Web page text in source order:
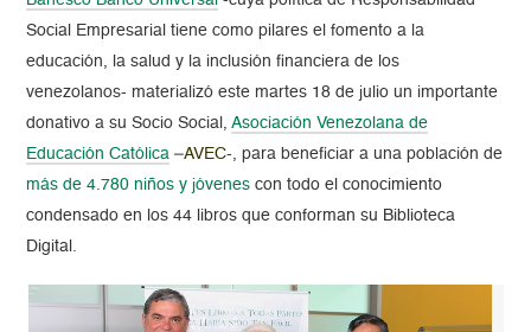
Social Empresarial tiene como pilares el fomento a la
educación, la salud y la inclusión financiera de los
venezolanos- materializó este martes 18 de julio un importante
donativo a su Socio Social,Asociación Venezolana de
Educación Católica –AVEC-, para beneficiar a una población de
más de4.780 niños y jóvenescon todo el conocimiento
condensado en los 44 libros que conforman su Biblioteca
Digital .